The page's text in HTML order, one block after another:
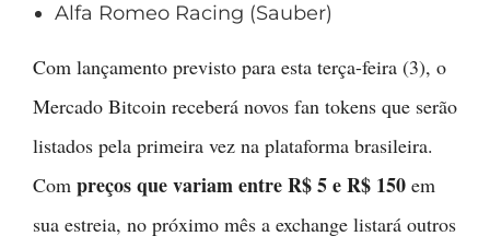
Alfa Romeo Racing (Sauber)
Com lançamento previsto para esta terça-feira (3), o
Mercado Bitcoin receberá novos fan tokens que serão
listados pela primeira vez na plataforma brasileira.
Com preços que variam entre R$ 5 e R$ 150 em
sua estreia, no próximo mês a exchange listará outros